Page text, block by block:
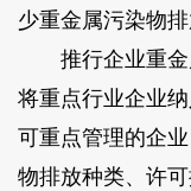
少重金属污染物排
推行企业重金
将重点行业企业
可重点管理的企
物排放种类、许